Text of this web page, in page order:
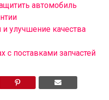
автомобиль
улучшение качества
с поставками запчастей